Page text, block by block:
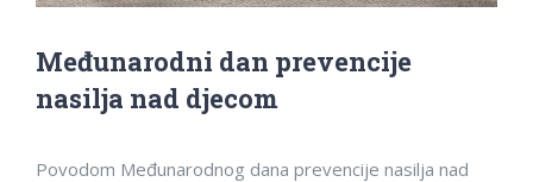
Međunarodni dan prevencije
nasilja nad djecom
Povodom Međunarodnog dana prevencije nasilja nad